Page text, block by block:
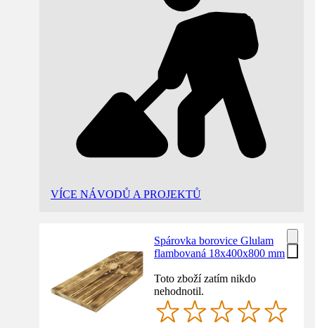
VÍCE NÁVODŮ A PROJEKTŮ
Spárovka borovice Glulam
flambovaná 18x400x800 mm
Toto zboží zatím nikdo
nehodnotil.